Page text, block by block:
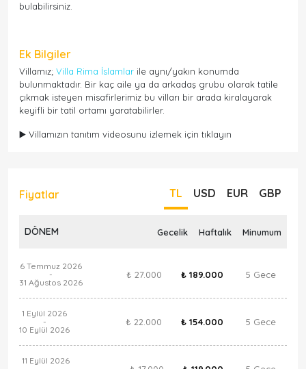
bulabilirsiniz.
Ek Bilgiler
Villamız; Villa Rima İslamlar ile aynı/yakın konumda
bulunmaktadır. Bir kaç aile ya da arkadaş grubu olarak tatile
çıkmak isteyen misafirlerimiz bu vilları bir arada kiralayarak
keyifli bir tatil ortamı yaratabilirler.
▶️ Villamızın tanıtım videosunu izlemek için tıklayın
Fiyatlar TL USD EUR GBP
DÖNEM Gecelik Haftalık Minumum
6 Temmuz 2026
-
31 Ağustos 2026
₺ 27.000 ₺ 189.000 5 Gece
1 Eylül 2026
-
10 Eylül 2026
₺ 22.000 ₺ 154.000 5 Gece
11 Eylül 2026